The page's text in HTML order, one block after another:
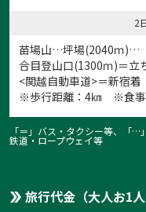
2
苗場山…坪場(2040ｍ)…
合目登山口(1300ｍ)＝立
<関越自動車道>＝新宿着
※歩行距離：4㎞ ※食
「＝」バス・タクシー等、「
鉄道・ロープウェイ等
旅行代金（大人お1